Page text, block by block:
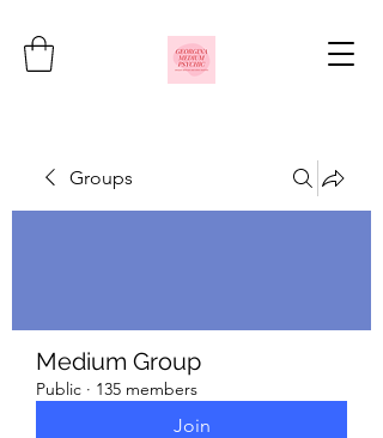
Groups
Medium Group
Public · 135 members
Join